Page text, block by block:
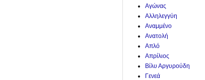
Αγώνας
Αλληλεγγύη
Αναμμένο
Ανατολή
Απλό
Απρίλιος
Βίλυ Αργυρούδη
Γενεά